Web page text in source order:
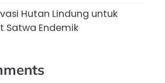
Hutan Lindung untuk
Satwa Endemik